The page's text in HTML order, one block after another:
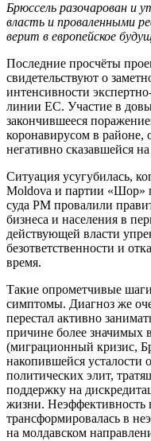
Брюссель разочарован и
власть и проваленными
верит в европейское
Последние просчёты
свидетельствуют о
интенсивности
линии ЕС. Участие в
закончившееся
коронавирусом в районе,
негативно сказавшейся
Ситуация усугубилась,
Moldova и партии «Шор»
суда РМ провалили
бизнеса и населения в
действующей власти
безответственности и
время.
Такие опрометчивые
симптомы. Диагноз же
перестал активно
причине более значимых
(миграционный кризис,
накопившейся усталости
политических элит,
поддержку на
жизни. Неэффективность
трансформировалась в
на молдавском